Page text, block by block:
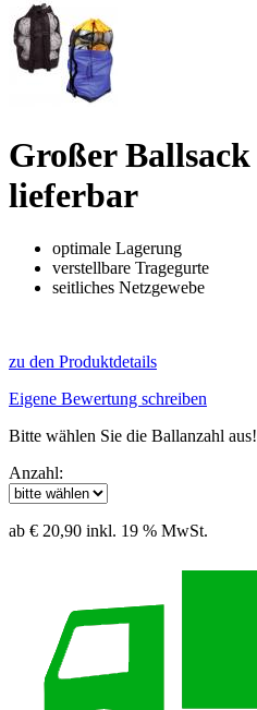
Großer
lieferbar
optimale Lagerung
verstellbare Tragegurte
seitliches Netzgewebe
zu den Produktdetails
Eigene Bewertung schreiben
Bitte wählen Sie die Ballanzahl aus!
Anzahl:
ab € 20,90 inkl. 19 % MwSt.